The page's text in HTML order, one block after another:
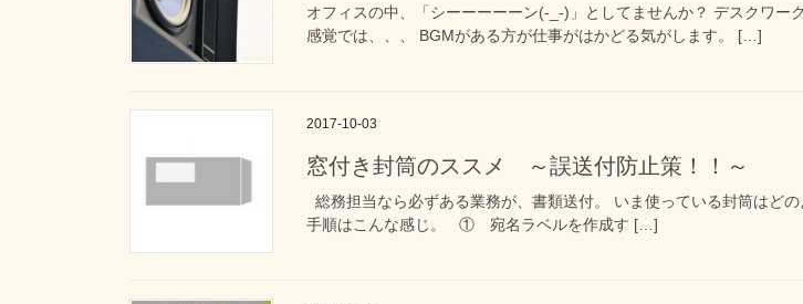
オフィスの中、「シーーーーーン(-_-)」としてませんか？ デスクワ
感覚では、、、 BGMがある方が仕事がはかどる気がします。 […]
2017-10-03
窓付き封筒のススメ ～誤送付防止策！！～
総務担当なら必ずある業務が、書類送付。 いま使っている封筒はど
手順はこんな感じ。 ① 宛名ラベルを作成す […]